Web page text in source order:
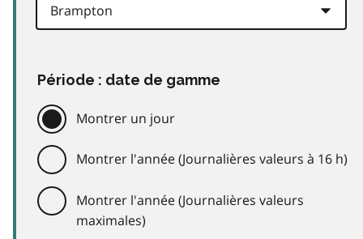
Période : date de gamme
Montrer un jour
Montrer l'année (Journalières valeurs à 16 h)
Montrer l'année (Journalières valeurs
maximales)